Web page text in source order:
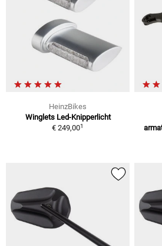
HeinzBikes
Winglets Led-Knipperlicht
€ 249,001